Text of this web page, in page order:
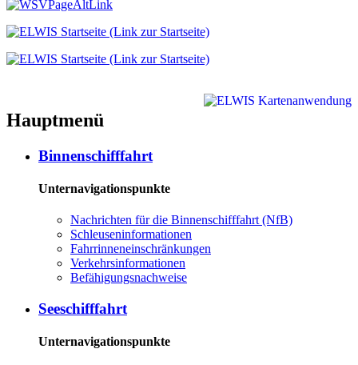
Hauptmenü
Binnenschifffahrt
Unternavigationspunkte
Nachrichten für die Binnenschifffahrt (NfB)
Schleuseninformationen
Fahrrinneneinschränkungen
Verkehrsinformationen
Befähigungsnachweise
Seeschifffahrt
Unternavigationspunkte